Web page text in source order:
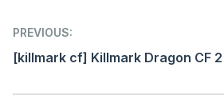
Post
navigation
PREVIOUS:
[killmark cf] Killmark Dragon CF 2